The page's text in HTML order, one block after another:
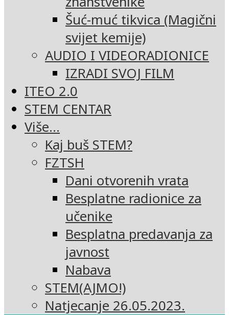
Šuć-muć tikvica (Magični
svijet kemije)
AUDIO I VIDEORADIONICE
IZRADI SVOJ FILM
ITEO 2.0
STEM CENTAR
Više…
Kaj buš STEM?
FZTSH
Dani otvorenih vrata
Besplatne radionice za
učenike
Besplatna predavanja za
javnost
Nabava
STEM(AJMO!)
Natjecanje 26.05.2023.